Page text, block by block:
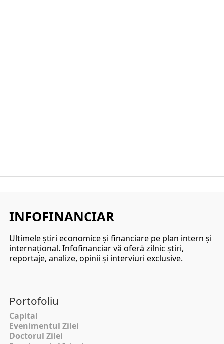
INFOFINANCIAR
Ultimele ştiri economice şi financiare pe plan intern şi
internaţional. Infofinanciar vă oferă zilnic ştiri,
reportaje, analize, opinii şi interviuri exclusive.
Portofoliu
Capital
Evenimentul Zilei
Doctorul Zilei